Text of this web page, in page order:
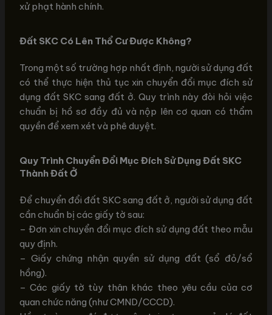
xử phạt hành chính.
Đất SKC Có Lên Thổ Cư Được Không?
Trong một số trường hợp nhất định, người sử dụng đất
có thể thực hiện thủ tục xin chuyển đổi mục đích sử
dụng đất SKC sang đất ở. Quy trình này đòi hỏi việc
chuẩn bị hồ sơ đầy đủ và nộp lên cơ quan có thẩm
quyền để xem xét và phê duyệt.
Quy Trình Chuyển Đổi Mục Đích Sử Dụng Đất SKC
Thành Đất Ở
Để chuyển đổi đất SKC sang đất ở, người sử dụng đất
cần chuẩn bị các giấy tờ sau:
– Đơn xin chuyển đổi mục đích sử dụng đất theo mẫu
quy định.
– Giấy chứng nhận quyền sử dụng đất (sổ đỏ/sổ
hồng).
– Các giấy tờ tùy thân khác theo yêu cầu của cơ
quan chức năng (như CMND/CCCD).